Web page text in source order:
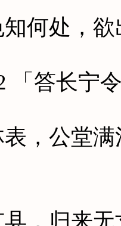
处，欲
答长宁令
公堂满
归来无